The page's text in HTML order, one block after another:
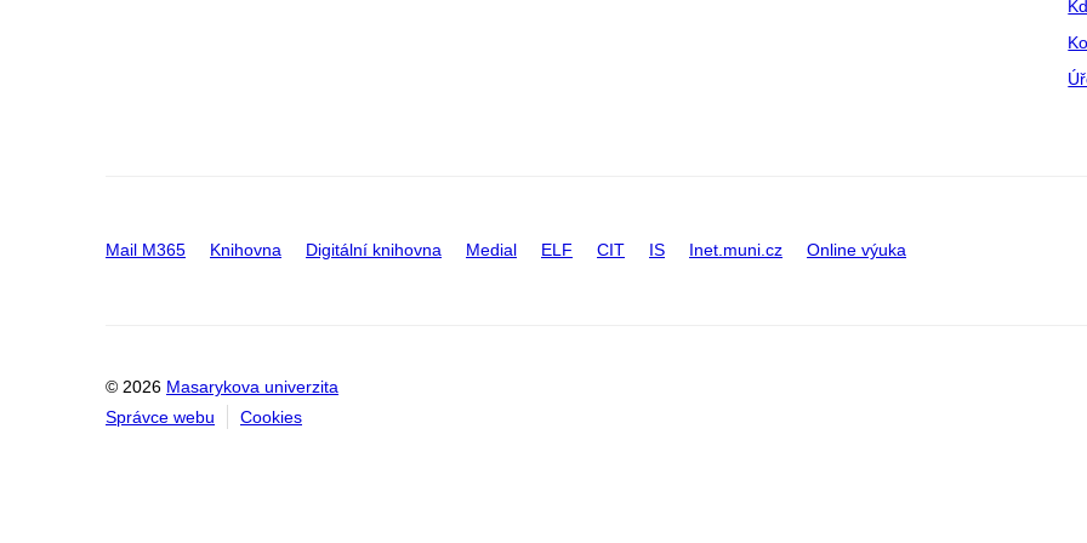
Mail M365 Knihovna Digitální knihovna Medial ELF CIT IS Inet.muni.cz Online výuka
© 2026 Masarykova univerzita
Správce webu
Cookies